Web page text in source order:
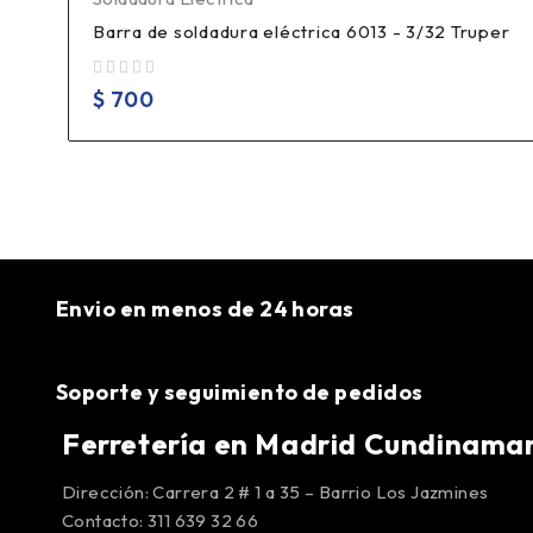
Barra de soldadura eléctrica 6013 - 3/32 Truper
$ 700
Envio en menos de 24 horas
Soporte y seguimiento de pedidos
Ferretería en Madrid
Dirección: Carrera 2 # 1 a 35 – Barrio Los Jazmines
Contacto: 311 639 32 66